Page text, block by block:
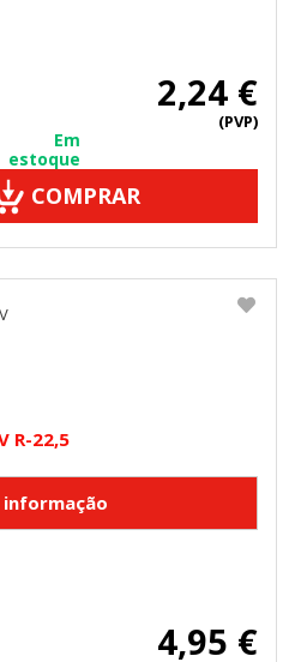
2,24 €
(PVP)
Em
estoque
COMPRAR
R-22,5
4,95 €
DE COOKIES